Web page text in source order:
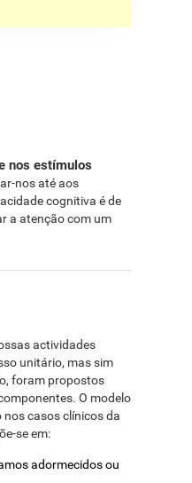
nos estímulos
nos até aos
cognitiva é de
a atenção com um
actividades
unitário, mas sim
foram propostos
O modelo
nos casos clínicos da
se em:
adormecidos ou